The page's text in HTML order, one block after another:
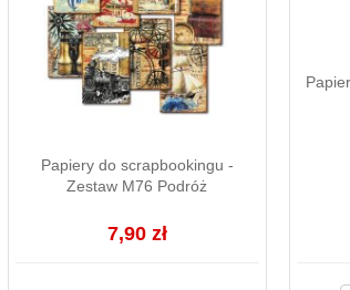
Papiery do scrapbookingu -
Zestaw M76 Podróż
7,90 zł